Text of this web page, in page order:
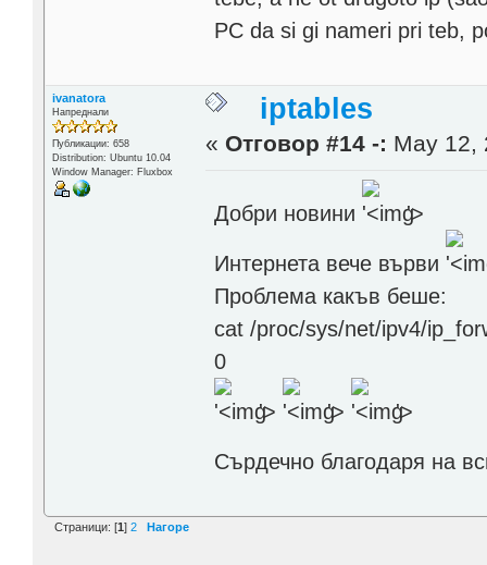
PC da si gi nameri pri teb,
ivanatora
Напреднали
Публикации: 658
Distribution: Ubuntu 10.04
Window Manager: Fluxbox
iptables
« Отговор #14 -: May 12,
Добри новини '>
Интернета вече върви
Проблема какъв беше:
cat /proc/sys/net/ipv4/
0
'> '> '>
Сърдечно благодаря на
Страници: [1] 2 Нагоре